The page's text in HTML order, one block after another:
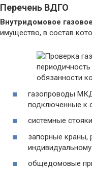
Перечень ВДГО
Внутридомовое
имущество, в состав
газопроводы
подключенные к
системные
запорные краны,
общедомовые